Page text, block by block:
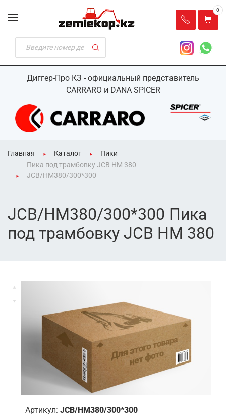
Диггер-Про КЗ - официальный представитель
CARRARO и DANA SPICER
0
Главная Каталог
Пики
Пика под трамбовку JCB HM 380
JCB/HM380/300*300
JCB/HM380/300*300 Пика
под трамбовку JCB HM 380
Артикул: JCB/HM380/300*300